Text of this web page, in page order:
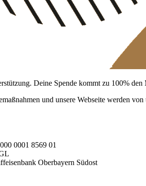
Deine Spende kommt zu 100% den
und unsere Webseite werden
0001 8569 01
Oberbayern Südost